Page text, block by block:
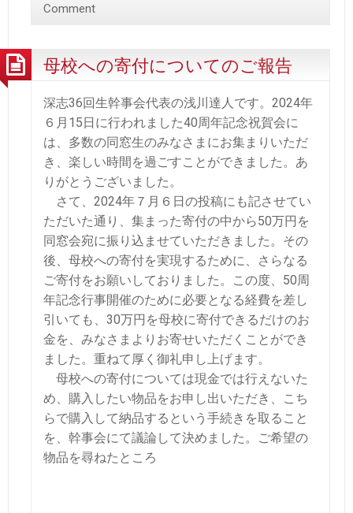
Comment
母校への寄付についてのご報告
深志36回生幹事会代表の浅川達人です。2024年
６月15日に行われました40周年記念祝賀会に
は、多数の同窓生のみなさまにお集まりいただ
き、楽しい時間を過ごすことができました。あ
りがとうございました。
さて、2024年７月６日の投稿にも記させてい
ただいた通り、集まった寄付の中から50万円を
同窓会宛に振り込ませていただきました。その
後、母校への寄付を実現するために、さらなる
ご寄付をお願いしておりました。この度、50周
年記念行事開催のために必要となる経費を差し
引いても、30万円を母校に寄付できるだけのお
金を、みなさまよりお寄せいただくことができ
ました。重ねて厚く御礼申し上げます。
母校への寄付については現金では行えないた
め、購入したい物品をお申し出いただき、こち
らで購入して納品するという手続きを取ること
を、幹事会にて議論して決めました。ご希望の
物品を尋ねたところ